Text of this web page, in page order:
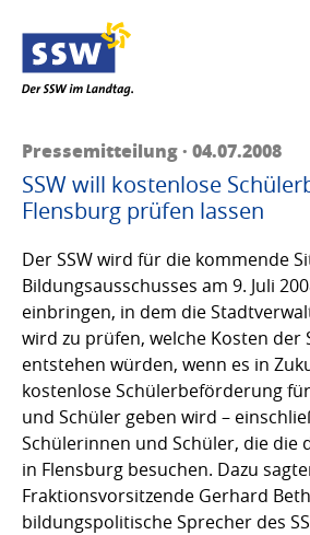
Pressemitteilung · 04.07.2008
SSW will kostenlose
Flensburg prüfen lassen
Der SSW wird für die kommende
Bildungsausschusses am 9. Juli
einbringen, in dem die
wird zu prüfen, welche Kosten der
entstehen würden, wenn es in
kostenlose Schülerbeförderung
und Schüler geben wird –
Schülerinnen und Schüler, die die
in Flensburg besuchen. Dazu
Fraktionsvorsitzende Gerhard
bildungspolitische Sprecher des